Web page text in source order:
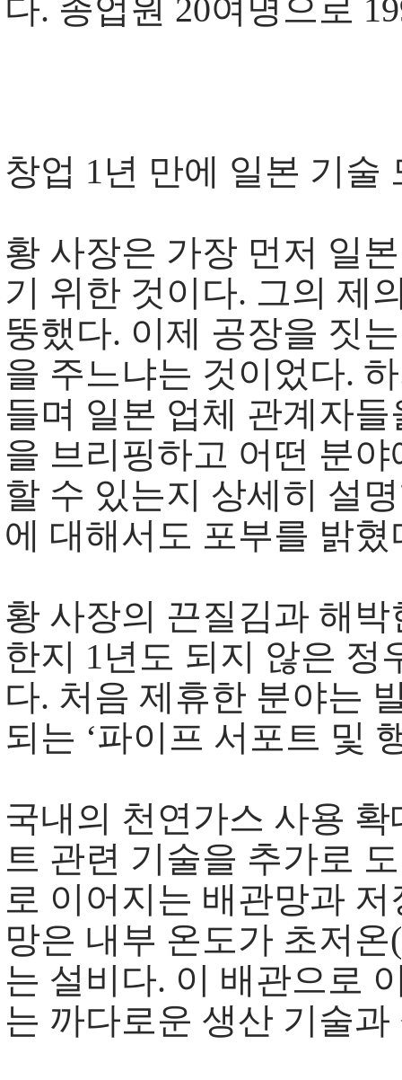
다. 종업원 20여명으로
창업 1년 만에 일본 기술
황 사장은 가장 먼저 일
기 위한 것이다. 그의 제
뚱했다. 이제 공장을 짓
을 주느냐는 것이었다.
들며 일본 업체 관계자
을 브리핑하고 어떤 분
할 수 있는지 상세히 설
에 대해서도 포부를 밝혔
황 사장의 끈질김과 해
한지 1년도 되지 않은 정
다. 처음 제휴한 분야는
되는 ‘파이프 서포트 및
국내의 천연가스 사용
트 관련 기술을 추가로
로 이어지는 배관망과
망은 내부 온도가 초저
는 설비다. 이 배관으로
는 까다로운 생산 기술